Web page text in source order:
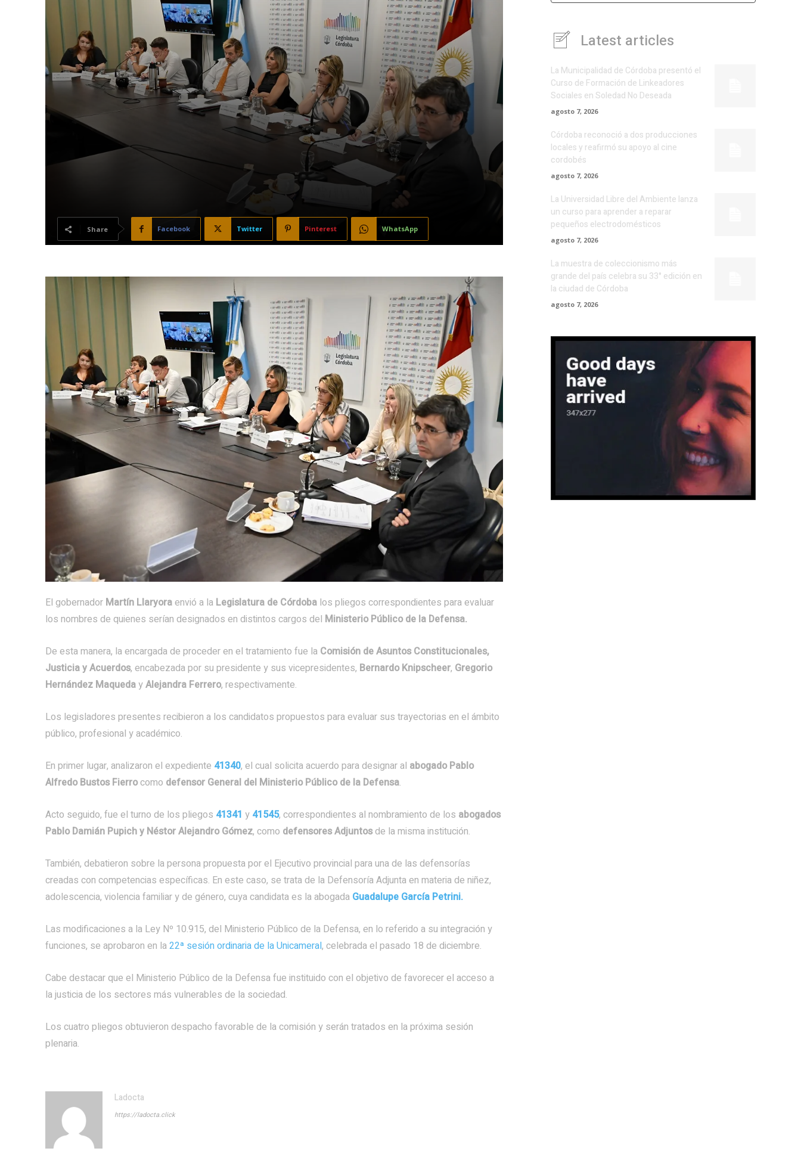
Share Facebook Twitter Pinterest WhatsApp
El gobernador Martín Llaryoraenvió a la Legislatura de Córdoba los pliegos correspondientes para evaluar
los nombres de quienes serían designados en distintos cargos del Ministerio Público de la Defensa.
De esta manera, la encargada de proceder en el tratamiento fue la Comisión de Asuntos Constitucionales,
Justicia y Acuerdos, encabezada por su presidente y sus vicepresidentes, Bernardo Knipscheer, Gregorio
Hernández MaquedayAlejandra Ferrero, respectivamente.
Los legisladores presentes recibieron a los candidatos propuestos para evaluar sus trayectorias en el ámbito
público, profesional y académico.
En primer lugar, analizaron el expediente 41340, el cual solicita acuerdo para designar al abogado Pablo
Alfredo Bustos Fierrocomo defensor General del Ministerio Público de la Defensa.
Acto seguido, fue el turno de los pliegos 41341 y 41545, correspondientes al nombramiento de los abogados
Pablo Damián Pupich y Néstor Alejandro Gómez, como defensores Adjuntosde la misma institución.
También, debatieron sobre la persona propuesta por el Ejecutivo provincial para una de las defensorías
creadas con competencias específicas. En este caso, se trata de la Defensoría Adjunta en materia de niñez,
adolescencia, violencia familiar y de género, cuya candidata es la abogada Guadalupe García Petrini.
Las modificaciones a la Ley Nº 10.915, del Ministerio Público de la Defensa, en lo referido a su integración y
funciones, se aprobaron en la22ª sesión ordinaria de la Unicameral, celebrada el pasado 18 de diciembre.
Cabe destacar que el Ministerio Público de la Defensa fue instituido con el objetivo de favorecer el acceso a
la justicia de los sectores más vulnerables de la sociedad.
Los cuatro pliegos obtuvieron despacho favorable de la comisión y serán tratados en la próxima sesión
plenaria.
Ladocta
https://ladocta.click
Latest articles
La Municipalidad de Córdoba presentó el
Curso de Formación de Linkeadores
Sociales en Soledad No Deseada
agosto 7, 2026
Córdoba reconoció a dos producciones
locales y reafirmó su apoyo al cine
cordobés
agosto 7, 2026
La Universidad Libre del Ambiente lanza
un curso para aprender a reparar
pequeños electrodomésticos
agosto 7, 2026
La muestra de coleccionismo más
grande del país celebra su 33° edición en
la ciudad de Córdoba
agosto 7, 2026